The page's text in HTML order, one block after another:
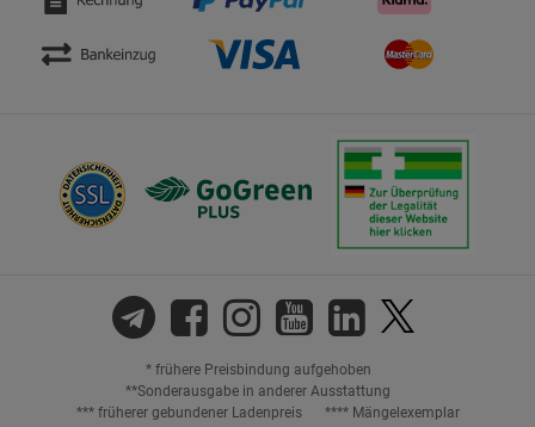
* frühere Preisbindung aufgehoben
**Sonderausgabe in anderer Ausstattung
*** früherer gebundener Ladenpreis
**** Mängelexemplar